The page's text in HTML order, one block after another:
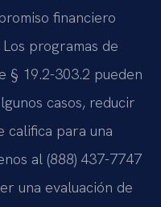
financiero
programas de
§ 19.2-303.2 pueden
casos, reducir
califica para una
al (888) 437-7747
una evaluación de